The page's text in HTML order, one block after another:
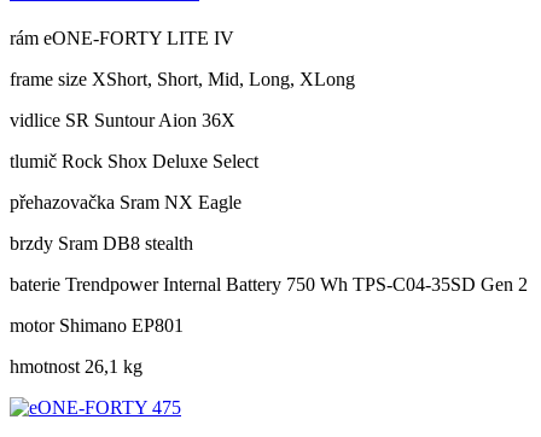
rám eONE-FORTY LITE IV
frame size XShort, Short, Mid, Long, XLong
vidlice SR Suntour Aion 36X
tlumič Rock Shox Deluxe Select
přehazovačka Sram NX Eagle
brzdy Sram DB8 stealth
baterie Trendpower Internal Battery 750 Wh TPS-C04-35SD Gen 2
motor Shimano EP801
hmotnost 26,1 kg